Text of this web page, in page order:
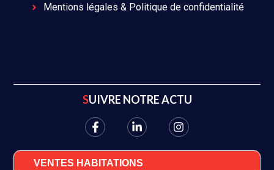
Mentions légales & Politique de confidentialité
SUIVRE NOTRE ACTU
VENTES HABITATIONS